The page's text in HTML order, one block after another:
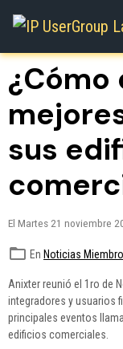
¿Cómo
sus
El Martes 21 noviembre
En Noticias
Anixter reunió el 1ro de
integradores y usuarios
principales eventos
edificios comerciales.